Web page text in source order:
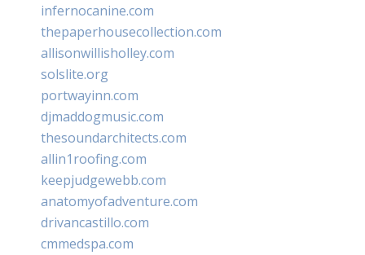
infernocanine.com
thepaperhousecollection.com
allisonwillisholley.com
solslite.org
portwayinn.com
djmaddogmusic.com
thesoundarchitects.com
allin1roofing.com
keepjudgewebb.com
anatomyofadventure.com
drivancastillo.com
cmmedspa.com